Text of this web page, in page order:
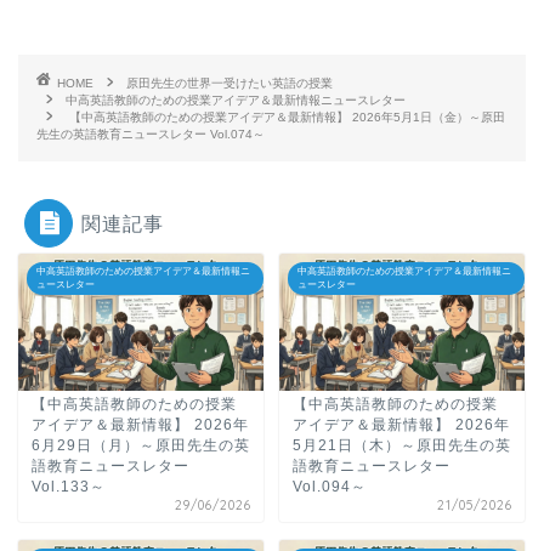
HOME
原田先生の世界一受けたい英語の授業
中高英語教師のための授業アイデア＆最新情報ニュースレター
【中高英語教師のための授業アイデア＆最新情報】 2026年5月1日（金）～原田
先生の英語教育ニュースレター Vol.074～
関連記事
中高英語教師のための授業アイデア＆最新情報ニ
ュースレター
【中高英語教師のための授業
アイデア＆最新情報】 2026年
6月29日（月）～原田先生の英
語教育ニュースレター
Vol.133～
29/06/2026
中高英語教師のための授業アイデア＆最新情報ニ
ュースレター
【中高英語教師のための授業
アイデア＆最新情報】 2026年
5月21日（木）～原田先生の英
語教育ニュースレター
Vol.094～
21/05/2026
ホーム
原田高志の”ほぼ日刊”英語
学習＆大学入試英語コラム
“シン”・英会話スピード表
現